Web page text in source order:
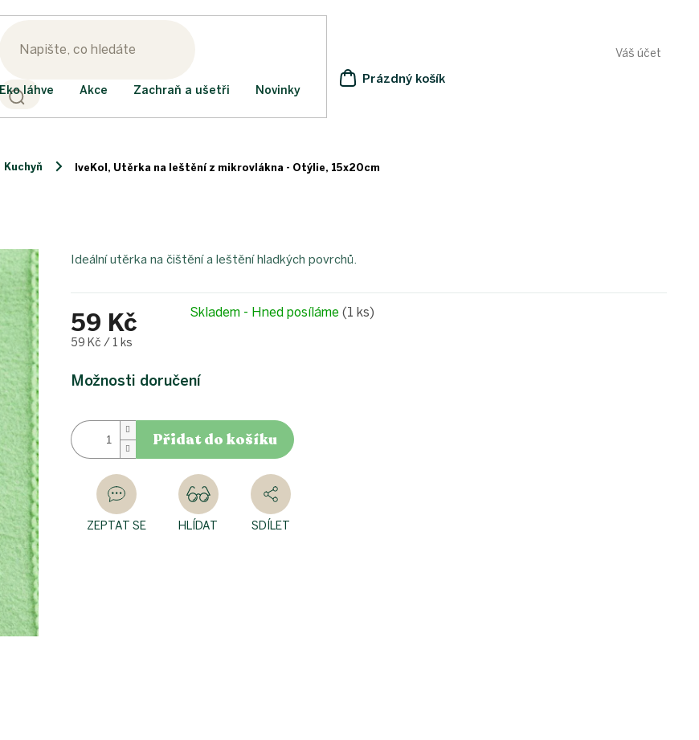
Váš účet
NÁKUPNÍ
Prázdný košík
Eko láhve Akce Zachraň a ušetři Novinky
Kuchyň IveKol, Utěrka na leštění z mikrovlákna - Otýlie, 15x20cm
59 Kč
Měrná
59 Kč / 1 ks
Skladem - Hned posíláme(1 ks)
Možnosti doručení
Přidat do košíku
Ideální utěrka na čištění a leštění hladkých povrchů.
ZEPTAT SE HLÍDAT SDÍLET